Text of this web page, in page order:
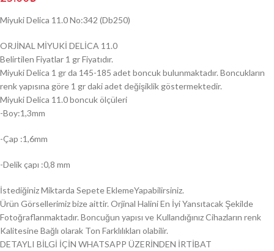
Miyuki Delica 11.0 No:342 (Db250)
ORJİNAL MİYUKİ DELİCA 11.0
Belirtilen Fiyatlar 1 gr Fiyatıdır.
Miyuki Delica 1 gr da 145-185 adet boncuk bulunmaktadır. Boncukların
renk yapısına göre 1 gr daki adet değişiklik göstermektedir.
Miyuki Delica 11.0 boncuk ölçüleri
-Boy:1,3mm
-Çap :1,6mm
-Delik çapı :0,8 mm
İstediğiniz Miktarda Sepete EklemeYapabilirsiniz.
Ürün Görsellerimiz bize aittir. Orjinal Halini En İyi Yansıtacak Şekilde
Fotoğraflanmaktadır. Boncuğun yapısı ve Kullandığınız Cihazların renk
Kalitesine Bağlı olarak Ton Farklılıkları olabilir.
DETAYLI BİLGİ İÇİN WHATSAPP ÜZERİNDEN İRTİBAT